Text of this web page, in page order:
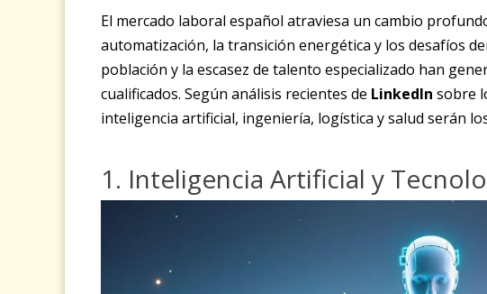
El mercado laboral español atraviesa un cambio
automatización, la transición energética y los desafíos
población y la escasez de talento especializado han
cualificados. Según análisis recientes de LinkedIn sobre
inteligencia artificial, ingeniería, logística y salud serán
1. Inteligencia Artificial y